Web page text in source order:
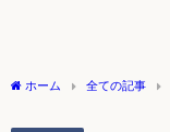
ホーム 全ての記事